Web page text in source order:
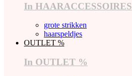
In HAARACCESSOIRES
grote strikken
haarspeldjes
OUTLET %
In OUTLET %